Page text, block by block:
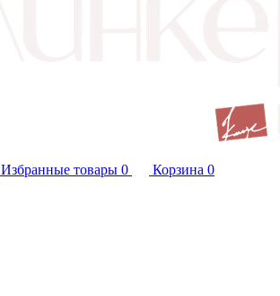
Избранные товары 0 Корзина 0